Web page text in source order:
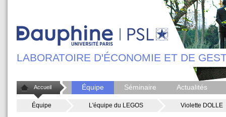
LABORATOIRE D'ÉCONOMIE ET DE
Accueil Équipe Séminaire Actualités
Équipe L'équipe du LEGOS Violette DOLLE